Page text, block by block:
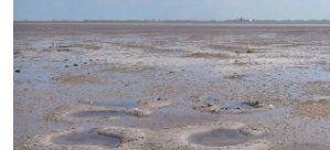
Rondvaarten
-
Boerderijen
-
Speeltuinen
-